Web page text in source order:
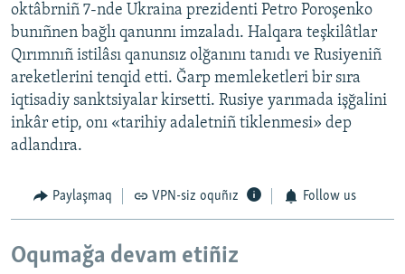
oktâbrniñ 7-nde Ukraina prezidenti Petro Poroşenko
bunıñnen bağlı qanunnı imzaladı. Halqara teşkilâtlar
Qırımnıñ istilâsı qanunsız olğanını tanıdı ve Rusiyeniñ
areketlerini tenqid etti. Ğarp memleketleri bir sıra
iqtisadiy sanktsiyalar kirsetti. Rusiye yarımada işğalini
inkâr etip, onı «tarihiy adaletniñ tiklenmesi» dep
adlandıra.
Paylaşmaq VPN-siz oquñız Follow us
Oqumağa devam etiñiz